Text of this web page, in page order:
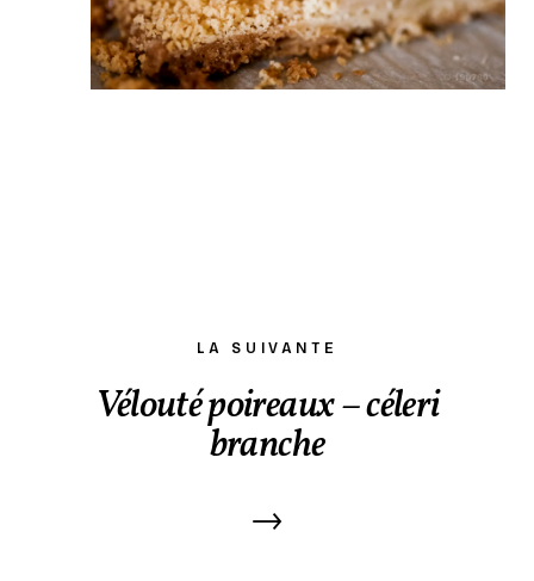
LA SUIVANTE
Vélouté poireaux – céleri
branche
→